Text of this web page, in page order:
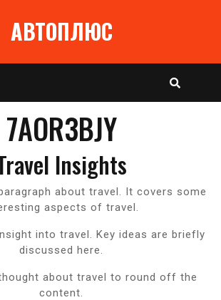
АВТОПЛЮС
7AOR3BJY
Insights
about travel. It covers some
aspects of travel.
into travel. Key ideas are briefly
discussed here.
about travel to round off the
content.